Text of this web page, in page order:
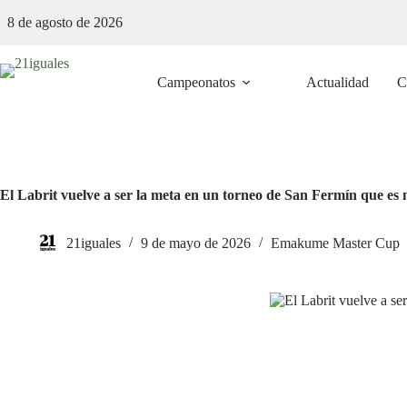
al8 de agosto de 2026
Campeonatos Actualidad
El Labrit vuelve a ser la meta en un torneo de San Fermín que es
21iguales 9 de mayo de 2026 Emakume Master Cup